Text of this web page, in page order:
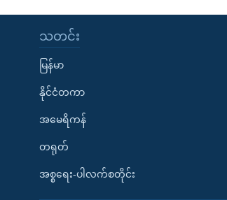
သတင်း
မြန်မာ
နိုင်ငံတကာ
အမေရိကန်
တရုတ်
အစ္စရေး-ပါလက်စတိုင်း